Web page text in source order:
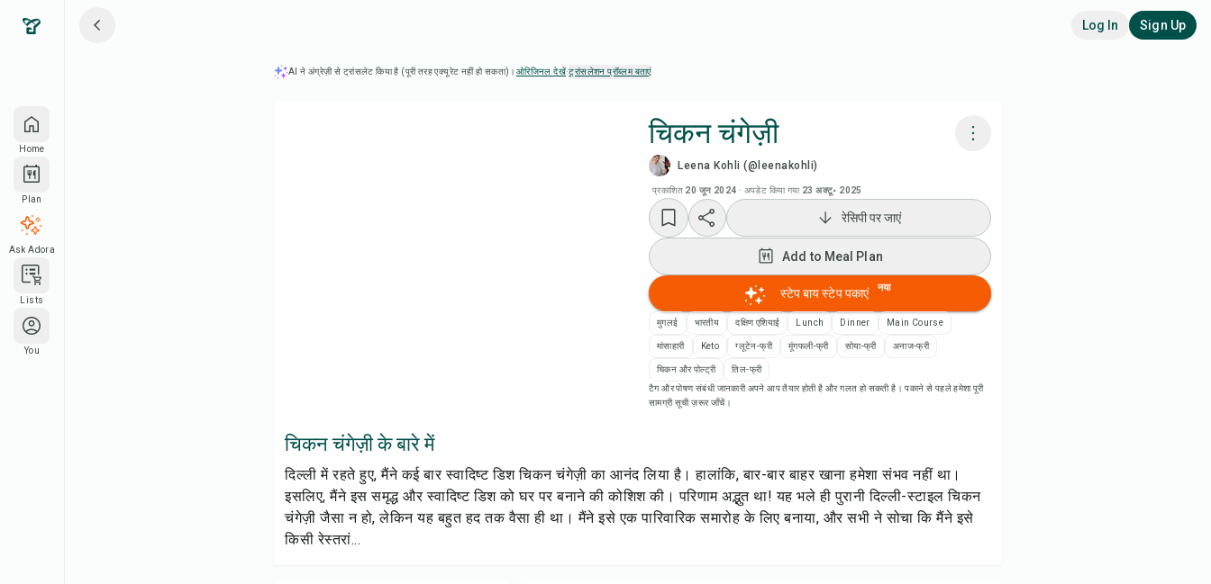
Home
Plan
Ask Adora
Lists
You
Log In Sign Up
AI ने अंग्रेज़ी से ट्रांसलेट किया है (पूरी तरह एक्यूरेट नहीं हो सकता)। ओरिजिनल देखें·ट्रांसलेशन प्रॉब्लम बताएं
चिकन चंगेज़ी
Leena Kohli (@leenakohli)
प्रकाशित 20 जून 2024 · अपडेट किया गया 23 अक्टू॰ 2025
Add to Meal Plan
Add to Shopping List
रेसिपी नोट्स
शेयर करें
रिपोर्ट करें
रेसिपी पर जाएं
Add to Meal Plan
स्टेप बाय स्टेप पकाएं नया
मुगलई भारतीय दक्षिण एशियाई Lunch Dinner Main Course
मांसाहारी Keto ग्लूटेन-फ्री मूंगफली-फ्री सोया-फ्री अनाज-फ्री
चिकन और पोल्ट्री
तिल-फ्री
टैग और पोषण संबंधी जानकारी अपने आप तैयार होती है और गलत हो सकती है। पकाने से पहले हमेशा पूरी
सामग्री सूची ज़रूर जाँचें।
चिकन चंगेज़ी के बारे में
दिल्ली में रहते हुए, मैंने कई बार स्वादिष्ट डिश चिकन चंगेज़ी का आनंद लिया है। हालांकि, बार-बार बाहर खाना हमेशा संभव नहीं था।
इसलिए, मैंने इस समृद्ध और स्वादिष्ट डिश को घर पर बनाने की कोशिश की। परिणाम अद्भुत था! यह भले ही पुरानी दिल्ली-स्टाइल चिकन
चंगेज़ी जैसा न हो, लेकिन यह बहुत हद तक वैसा ही था। मैंने इसे एक पारिवारिक समारोह के लिए बनाया, और सभी ने सोचा कि मैंने इसे
किसी रेस्तरां...